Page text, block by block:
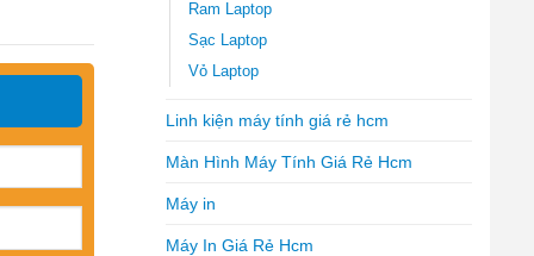
Ram Laptop
Sạc Laptop
Vỏ Laptop
Linh kiện máy tính giá rẻ hcm
Màn Hình Máy Tính Giá Rẻ Hcm
Máy in
Máy In Giá Rẻ Hcm